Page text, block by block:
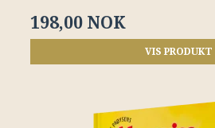
198,00 NOK
VIS PRODUKT